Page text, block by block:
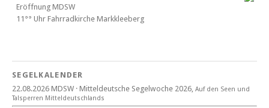
Eröffnung MDSW
11°° Uhr Fahrrad­kirche Markkleeberg
22. August 2026
SEGELKALENDER
22.08.2026 MDSW · Mitteldeutsche Segelwoche 2026, Auf den Seen und
Tal­sperren Mittel­deut­sch­lands